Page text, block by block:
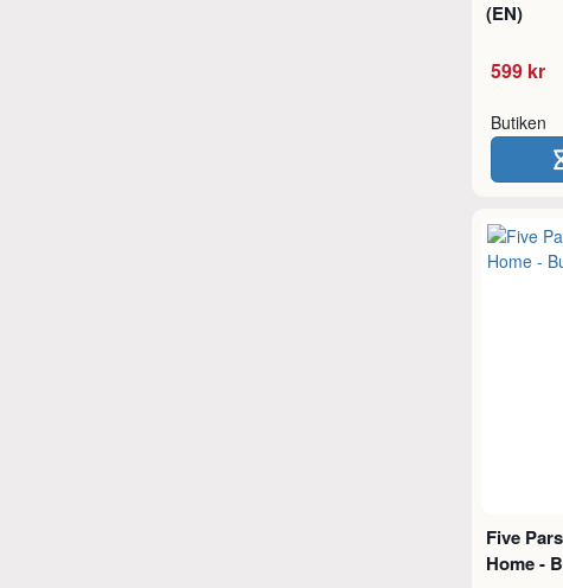
(EN)
599 kr
Butiken
Five
Home -